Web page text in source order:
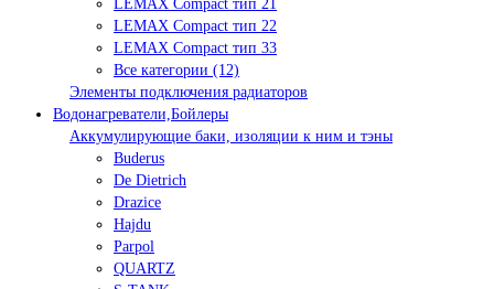
LEMAX Compact тип 21
LEMAX Compact тип 22
LEMAX Compact тип 33
Все категории (12)
Элементы подключения радиаторов
Водонагреватели,Бойлеры
Аккумулирующие баки, изоляции к ним и тэны
Buderus
De Dietrich
Drazice
Hajdu
Parpol
QUARTZ